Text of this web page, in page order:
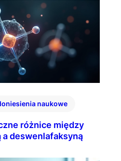
naukowe
różnice między
deswenlafaksyną